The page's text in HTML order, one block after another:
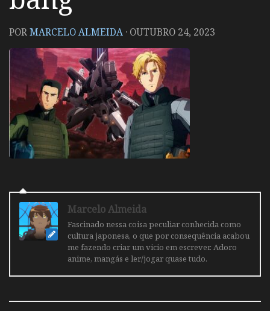
PORMARCELO ALMEIDA · OUTUBRO 24, 2023
Marcelo Almeida
Fascinado nessa coisa peculiar conhecida como
cultura japonesa, o que por consequência acabou
me fazendo criar um vicio em escrever. Adoro
anime, mangás e ler/jogar quase tudo.